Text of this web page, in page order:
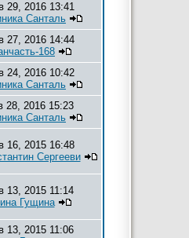
29, 2016 13:41
Санталь
27, 2016 14:44
168
24, 2016 10:42
Санталь
28, 2016 15:23
Санталь
16, 2015 16:48
Сергееви
13, 2015 11:14
Гущина
13, 2015 11:06